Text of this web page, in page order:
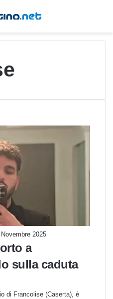
2025
a
sulla caduta
di Francolise (Caserta), è